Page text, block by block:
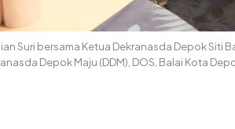
Suri bersama Ketua Dekranasda Depok
Depok Maju (DDM), DOS, Balai Kota